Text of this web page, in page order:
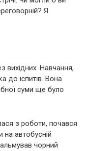
Я
Навчання,
до іспитів. Вона
суми ще було
з роботи, почався
автобусній
чорний